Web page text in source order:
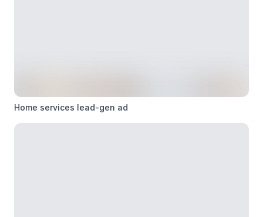
Home services lead-gen ad